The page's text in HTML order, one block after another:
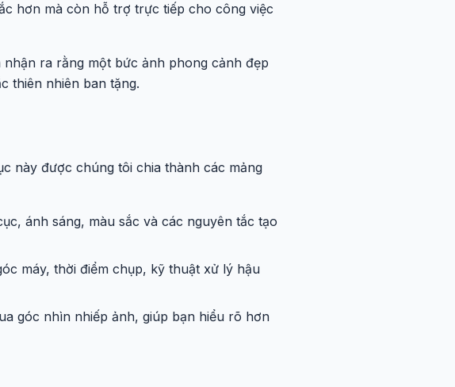
hơn mà còn hỗ trợ trực tiếp cho công việc
ra rằng một bức ảnh phong cảnh đẹp
thiên nhiên ban tặng.
này được chúng tôi chia thành các mảng
ánh sáng, màu sắc và các nguyên tắc tạo
máy, thời điểm chụp, kỹ thuật xử lý hậu
góc nhìn nhiếp ảnh, giúp bạn hiểu rõ hơn